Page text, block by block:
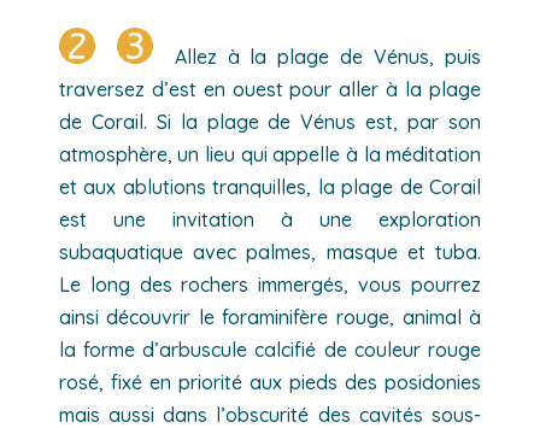
Allez à la plage de Vénus, puis
traversez d’est en ouest pour aller à la plage
de Corail. Si la plage de Vénus est, par son
atmosphère, un lieu qui appelle à la méditation
et aux ablutions tranquilles, la plage de Corail
est une invitation à une exploration
subaquatique avec palmes, masque et tuba.
Le long des rochers immergés, vous pourrez
ainsi découvrir le foraminifère rouge, animal à
la forme d’arbuscule calcifié de couleur rouge
rosé, fixé en priorité aux pieds des posidonies
mais aussi dans l’obscurité des cavités sous-